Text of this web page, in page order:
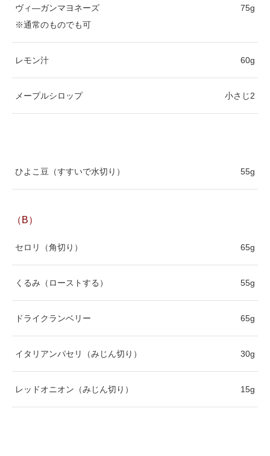
ヴィ―ガンマヨネーズ
※通常のものでも可
75g
レモン汁 60g
メープルシロップ 小さじ2
ひよこ豆（すすいで水切り） 55g
（B）
セロリ（角切り） 65g
くるみ（ローストする） 55g
ドライクランベリー 65g
イタリアンパセリ（みじん切り） 30g
レッドオニオン（みじん切り） 15g